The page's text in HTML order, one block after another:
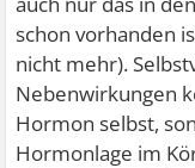
schon vorhanden
nicht mehr).
Nebenwirkungen
Hormon selbst,
Hormonlage im